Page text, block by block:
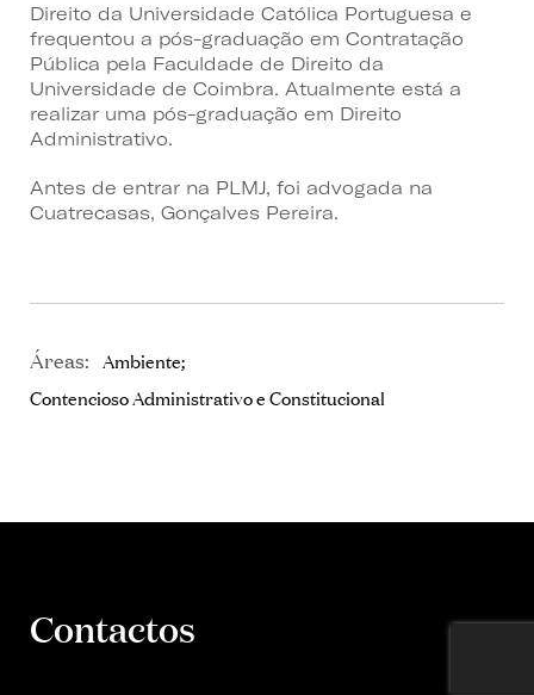
Direito da Universidade Católica Portuguesa e
frequentou a pós-graduação em Contratação
Pública pela Faculdade de Direito da
Universidade de Coimbra. Atualmente está a
realizar uma pós-graduação em Direito
Administrativo.
Antes de entrar na PLMJ, foi advogada na
Cuatrecasas, Gonçalves Pereira.
Áreas: Ambiente
Contencioso Administrativo e Constitucional
Contactos